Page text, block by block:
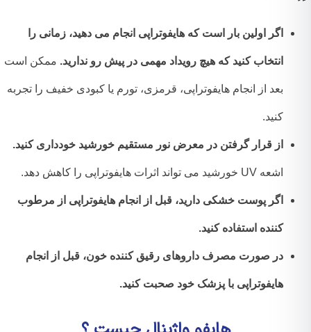
اگر اولین بار است که هایفوتراپی انجام می دهید، زمانی را
انتخاب کنید که هیچ رویداد مهمی در پیش رو ندارید. ممکن است
بعد از انجام هایفوتراپی، قرمزی، تورم یا کبودی خفیف را تجربه
کنید.
از قرار گرفتن در معرض نور مستقیم خورشید خودداری کنید.
اشعه UV خورشید می تواند اثرات هایفوتراپی را کاهش دهد.
اگر پوست خشکی دارید، قبل از انجام هایفوتراپی از مرطوب
کننده استفاده کنید.
در صورت مصرف داروهای رقیق کننده خون، قبل از انجام
هایفوتراپی با پزشک خود صحبت کنید.